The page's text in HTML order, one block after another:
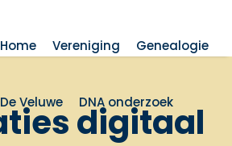
Home Vereniging Genealogie
De Veluwe DNA onderzoek
digitaal